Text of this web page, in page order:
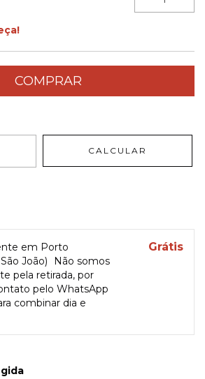
CALCULAR
em Porto
João)
Não somos
pela retirada, por
pelo WhatsApp
combinar dia e
Grátis